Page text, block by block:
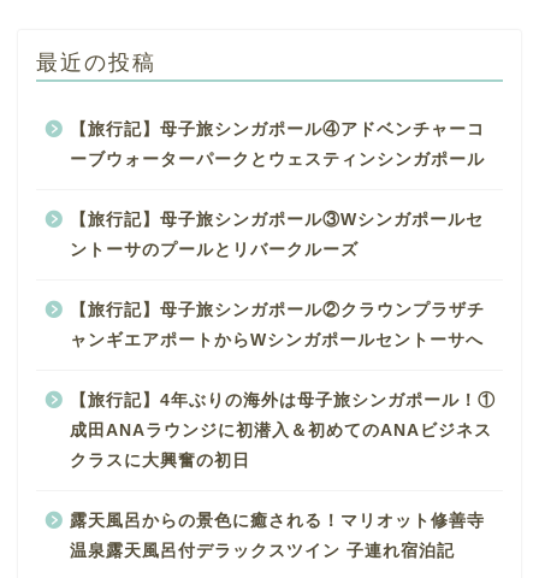
最近の投稿
【旅行記】母子旅シンガポール④アドベンチャーコ
ーブウォーターパークとウェスティンシンガポール
【旅行記】母子旅シンガポール③Wシンガポールセ
ントーサのプールとリバークルーズ
【旅行記】母子旅シンガポール②クラウンプラザチ
ャンギエアポートからWシンガポールセントーサへ
【旅行記】4年ぶりの海外は母子旅シンガポール！①
成田ANAラウンジに初潜入＆初めてのANAビジネス
クラスに大興奮の初日
露天風呂からの景色に癒される！マリオット修善寺
温泉露天風呂付デラックスツイン 子連れ宿泊記